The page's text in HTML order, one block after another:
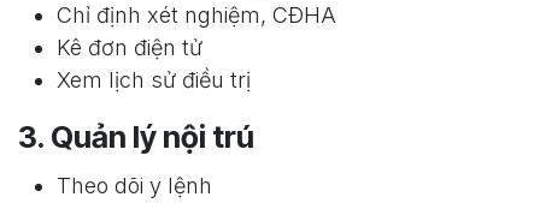
Chỉ định xét nghiệm, CĐHA
Kê đơn điện tử
Xem lịch sử điều trị
3. Quản lý nội trú
Theo dõi y lệnh